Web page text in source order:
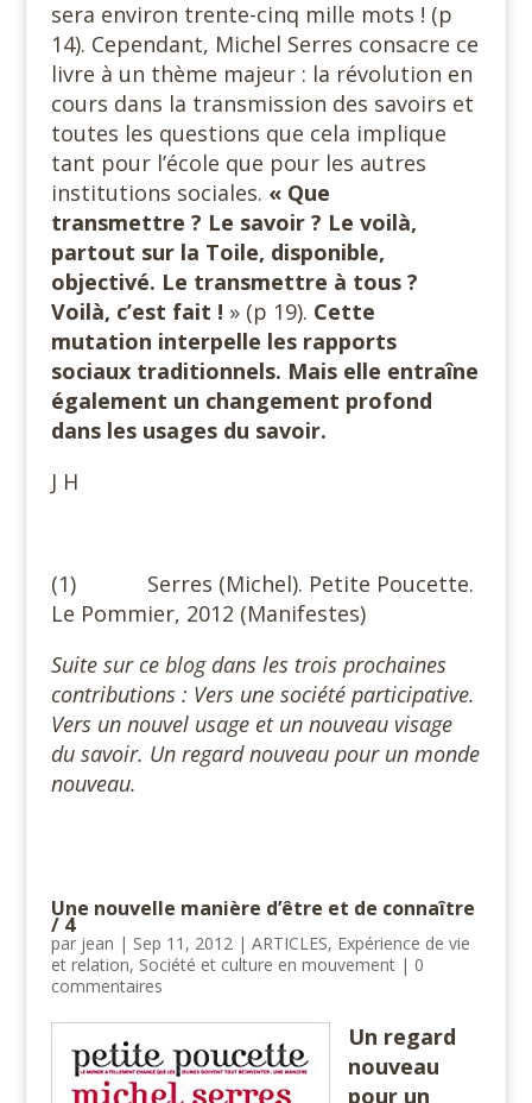
sera environ trente-cinq mille mots ! (p
14). Cependant, Michel Serres consacre ce
livre à un thème majeur : la révolution en
cours dans la transmission des savoirs et
toutes les questions que cela implique
tant pour l’école que pour les autres
institutions sociales. « Que
transmettre ? Le savoir ? Le voilà,
partout sur la Toile, disponible,
objectivé. Le transmettre à tous ?
Voilà, c’est fait ! » (p 19). Cette
mutation interpelle les rapports
sociaux traditionnels. Mais elle entraîne
également un changement profond
dans les usages du savoir.
J H
(1) Serres (Michel). Petite Poucette.
Le Pommier, 2012 (Manifestes)
Suite sur ce blog dans les trois prochaines
contributions : Vers une société participative.
Vers un nouvel usage et un nouveau visage
du savoir. Un regard nouveau pour un monde
nouveau.
Une nouvelle manière d’être et de connaître
/ 4
par jean | Sep 11, 2012| ARTICLES, Expérience de vie
et relation, Société et culture en mouvement| 0
commentaires
Un regard
nouveau
pour un